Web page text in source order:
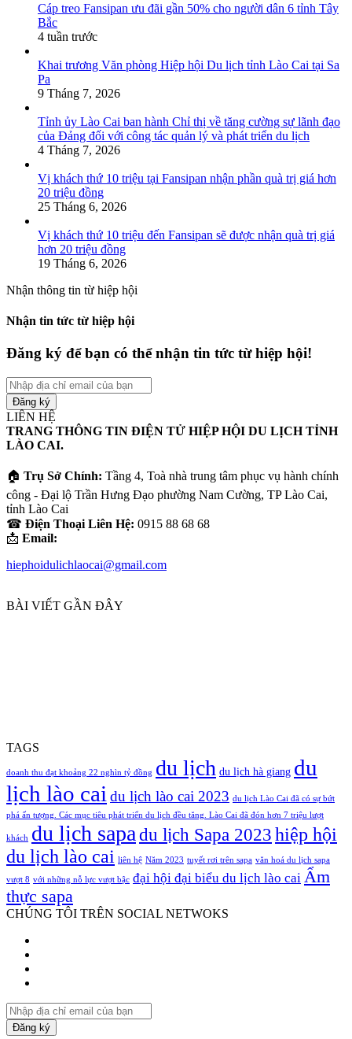
Cáp treo Fansipan ưu đãi gần 50% cho người dân 6 tỉnh Tây
Bắc
4 tuần trước
Khai trương Văn phòng Hiệp hội Du lịch tỉnh Lào Cai tại Sa
Pa
9 Tháng 7, 2026
Tỉnh ủy Lào Cai ban hành Chỉ thị về tăng cường sự lãnh đạo
của Đảng đối với công tác quản lý và phát triển du lịch
4 Tháng 7, 2026
Vị khách thứ 10 triệu tại Fansipan nhận phần quà trị giá hơn
20 triệu đồng
25 Tháng 6, 2026
Vị khách thứ 10 triệu đến Fansipan sẽ được nhận quà trị giá
hơn 20 triệu đồng
19 Tháng 6, 2026
Nhận thông tin từ hiệp hội
Nhận tin tức từ hiệp hội
Đăng ký để bạn có thể nhận tin tức từ hiệp hội!
Nhập
địa
chỉ
email
của
bạn
LIÊN HỆ
TRANG THÔNG TIN ĐIỆN TỬ HIỆP HỘI DU LỊCH TỈNH
LÀO CAI.
🏠 Trụ Sở Chính: Tầng 4, Toà nhà trung tâm phục vụ hành chính
công - Đại lộ Trần Hưng Đạo phường Nam Cường, TP Lào Cai,
tỉnh Lào Cai
☎ Điện Thoại Liên Hệ: 0915 88 68 68
📩 Email:
hiephoidulichlaocai@gmail.com
BÀI VIẾT GẦN ĐÂY
TAGS
doanh thu đạt khoảng 22 nghìn tỷ đồng du lịch du lịch hà giang du
lịch lào cai du lịch lào cai 2023 du lịch Lào Cai đã có sự bứt
phá ấn tượng. Các mục tiêu phát triển du lịch đều tăng. Lào Cai đã đón hơn 7 triệu lượt
khách du lịch sapa du lịch Sapa 2023 hiệp hội
du lịch lào cai liên hệ Năm 2023 tuyết rơi trên sapa văn hoá du lịch sapa
vượt 8 với những nỗ lực vượt bậc đại hội đại biểu du lịch lào cai Ẩm
thực sapa
CHÚNG TÔI TRÊN SOCIAL NETWOKS
Nhập
địa